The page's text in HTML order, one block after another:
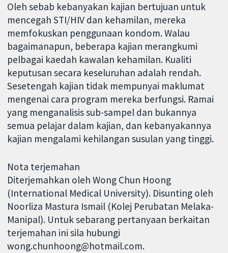
Oleh sebab kebanyakan kajian bertujuan untuk
mencegah STI/HIV dan kehamilan, mereka
memfokuskan penggunaan kondom. Walau
bagaimanapun, beberapa kajian merangkumi
pelbagai kaedah kawalan kehamilan. Kualiti
keputusan secara keseluruhan adalah rendah.
Sesetengah kajian tidak mempunyai maklumat
mengenai cara program mereka berfungsi. Ramai
yang menganalisis sub-sampel dan bukannya
semua pelajar dalam kajian, dan kebanyakannya
kajian mengalami kehilangan susulan yang tinggi.
Nota terjemahan
Diterjemahkan oleh Wong Chun Hoong
(International Medical University). Disunting oleh
Noorliza Mastura Ismail (Kolej Perubatan Melaka-
Manipal). Untuk sebarang pertanyaan berkaitan
terjemahan ini sila hubungi
wong.chunhoong@hotmail.com.